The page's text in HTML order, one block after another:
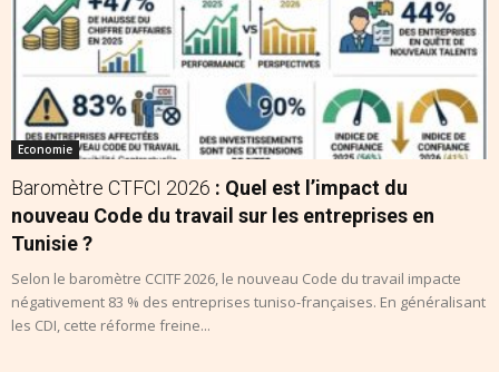
Economie
Baromètre CTFCI 2026 : Quel est l’impact du
nouveau Code du travail sur les entreprises en
Tunisie ?
Selon le baromètre CCITF 2026, le nouveau Code du travail impacte
négativement 83 % des entreprises tuniso-françaises. En généralisant
les CDI, cette réforme freine...